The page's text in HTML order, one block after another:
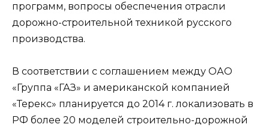
программ, вопросы обеспечения отрасли
дорожно-строительной техникой русского
производства.
В соответствии с соглашением между ОАО
«Группа «ГАЗ» и американской компанией
«Терекс» планируется до 2014 г. локализовать в
РФ более 20 моделей строительно-дорожной